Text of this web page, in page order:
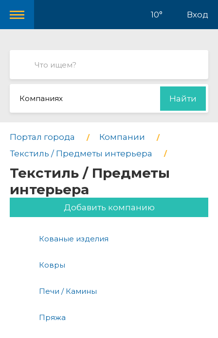
10° Вход
Компаниях Найти
Портал города
Компании
Текстиль / Предметы интерьера
Текстиль / Предметы
интерьера
Добавить компанию
Кованые изделия
Ковры
Печи / Камины
Пряжа